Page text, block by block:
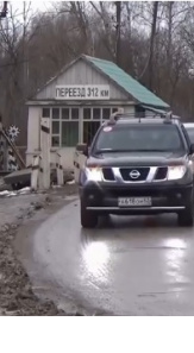
Перейти к основному